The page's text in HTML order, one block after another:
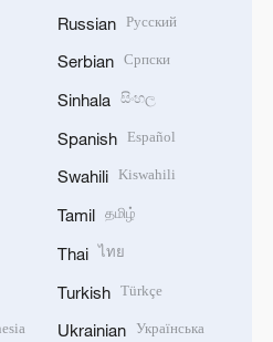
Russian Русский
Serbian Српски
Sinhala සිංහල
Spanish Español
Swahili Kiswahili
Tamil தமிழ்
Thai ไทย
Turkish Türkçe
Ukrainian Українська